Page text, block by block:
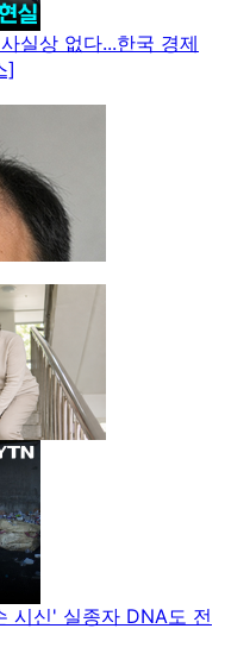
실상 없다...한국 경제
]
시신' 실종자 DNA도 전